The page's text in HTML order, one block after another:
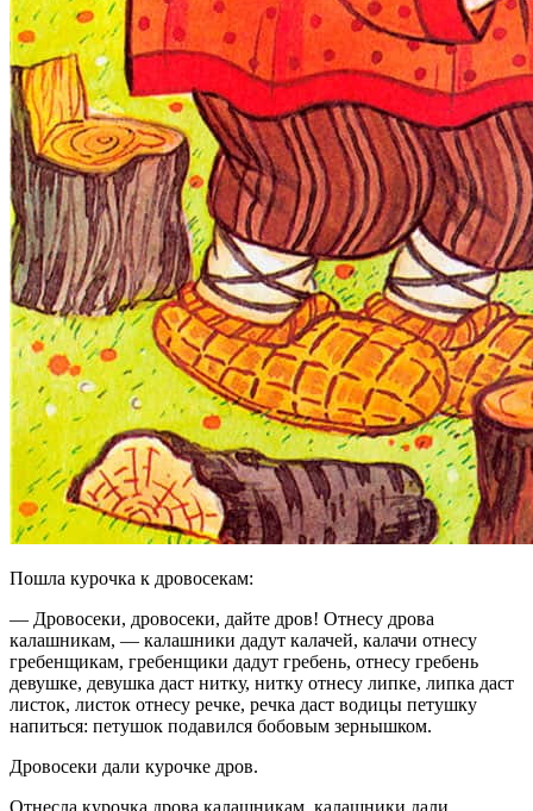
Пошла курочка к дровосекам:
— Дровосеки, дровосеки, дайте дров! Отнесу дрова
калашникам, — калашники дадут калачей, калачи отнесу
гребенщикам, гребенщики дадут гребень, отнесу гребень
девушке, девушка даст нитку, нитку отнесу липке, липка даст
листок, листок отнесу речке, речка даст водицы петушку
напиться: петушок подавился бобовым зернышком.
Дровосеки дали курочке дров.